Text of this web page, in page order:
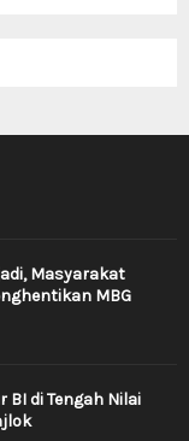
Masyarakat
MBG
BI di Tengah Nilai